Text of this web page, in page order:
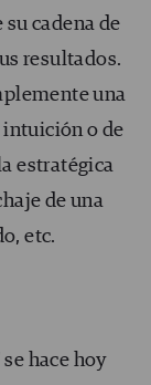
cadena de
resultados.
una
o de
estratégica
de una
etc.
hace hoy